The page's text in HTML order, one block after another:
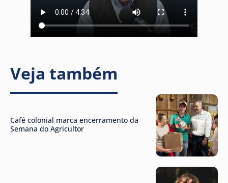
Veja também
Café colonial marca encerramento da
Semana do Agricultor